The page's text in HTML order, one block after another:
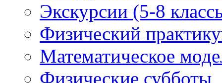
Экскурсии (5-8
Физический
Математическое
Физические субботы